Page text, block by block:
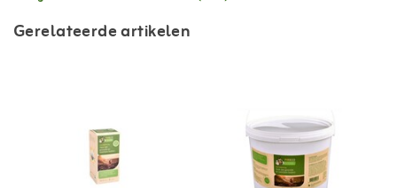
Gerelateerde artikelen